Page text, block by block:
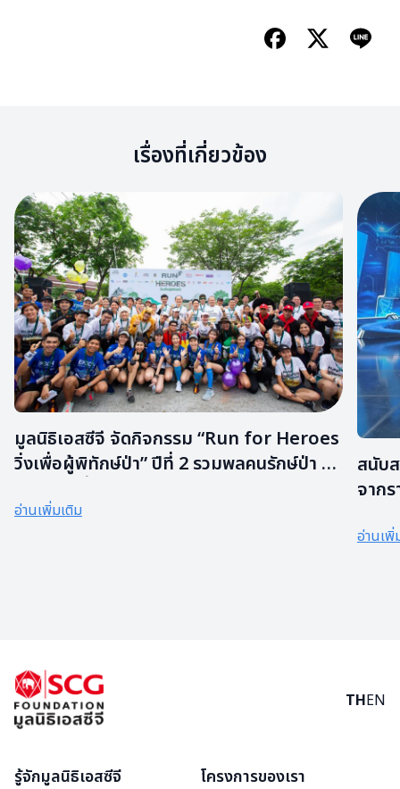
เรื่องที่เกี่ยวข้อง
มูลนิธิเอสซีจี จัดกิจกรรม “Run for Heroes
วิ่งเพื่อผู้พิทักษ์ป่า” ปีที่ 2 รวมพลคนรักษ์ป่า นำ
ป่าทั่วประเทศ
อ่านเพิ่มเติม
สนับ
จาก
อ่านเพิ่
THEN
รู้จักมูลนิธิเอสซีจี โครงการของเรา